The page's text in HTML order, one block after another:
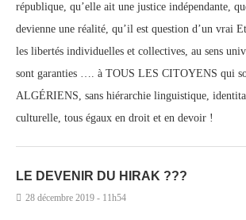
république, qu’elle ait une justice indépendante,
devienne une réalité, qu’il est question d’un vrai
les libertés individuelles et collectives, au sens
sont garanties …. à TOUS LES CITOYENS qui
ALGÉRIENS, sans hiérarchie linguistique,
culturelle, tous égaux en droit et en devoir !
LE DEVENIR DU HIRAK ???
28 décembre 2019 - 11h54